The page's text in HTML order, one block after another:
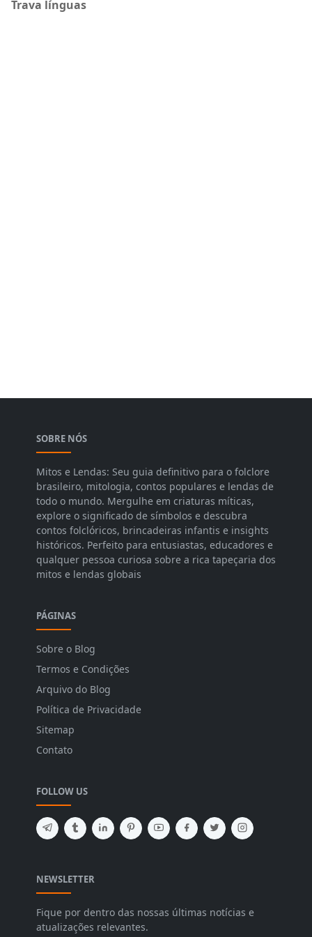
Trava línguas
SOBRE NÓS
Mitos e Lendas: Seu guia definitivo para o folclore
brasileiro, mitologia, contos populares e lendas de
todo o mundo. Mergulhe em criaturas míticas,
explore o significado de símbolos e descubra
contos folclóricos, brincadeiras infantis e insights
históricos. Perfeito para entusiastas, educadores e
qualquer pessoa curiosa sobre a rica tapeçaria dos
mitos e lendas globais
PÁGINAS
Sobre o Blog
Termos e Condições
Arquivo do Blog
Política de Privacidade
Sitemap
Contato
FOLLOW US
NEWSLETTER
Fique por dentro das nossas últimas notícias e
atualizações relevantes.